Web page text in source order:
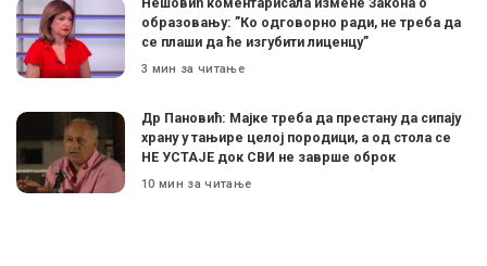
образовању: ”Ко одговорно ради, не треба да
се плаши да ће изгубити лиценцу”
3 мин за читање
Др Пановић: Мајке треба да престану да сипају
храну у тањире целој породици, а од стола се
НЕ УСТАЈЕ док СВИ не заврше оброк
10 мин за читање